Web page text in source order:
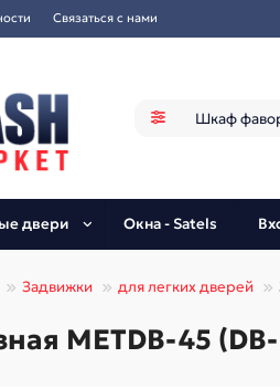
Связаться с нами
двери Окна - Satels
Задвижки для легких дверей
METDB-45